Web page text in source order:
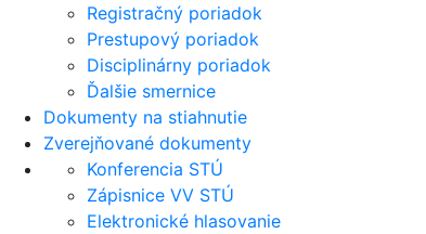
Registračný poriadok
Prestupový poriadok
Disciplinárny poriadok
Ďalšie smernice
Dokumenty na stiahnutie
Zverejňované dokumenty
Konferencia STÚ
Zápisnice VV STÚ
Elektronické hlasovanie